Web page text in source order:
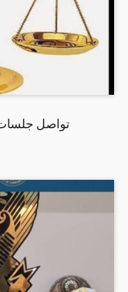
تواصل جلسات